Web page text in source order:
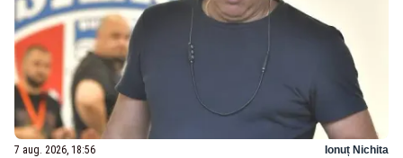
7 aug. 2026, 18:56 Ionuț Nichita